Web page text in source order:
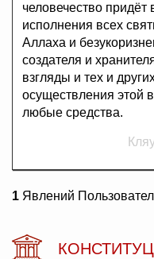
человечество придёт
исполнения всех
Аллаха и
создателя и
взгляды и тех и
осуществления этой
любые средства.
1 Явлений